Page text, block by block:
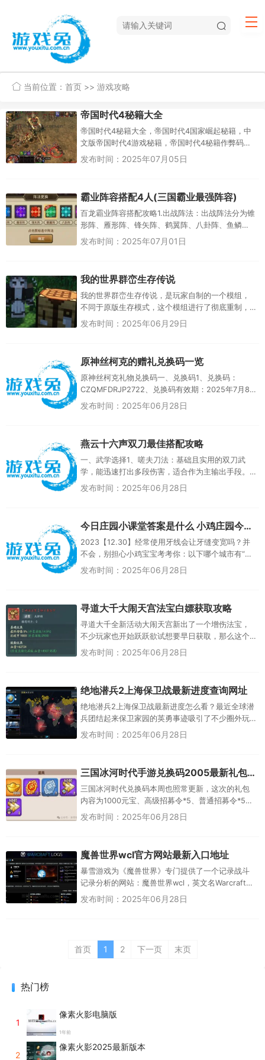
当前位置： 首页 >> 游戏攻略
帝国时代4秘籍大全
帝国时代4秘籍大全，帝国时代4国家崛起秘籍，中
文版帝国时代4游戏秘籍，帝国时代4秘籍作弊码，
拥有帝国时代4秘籍大全国家的崛起秘籍 玩家在帝国
发布时间：2025年07月05日
霸业阵容搭配4人(三国霸业最强阵容)
百龙霸业阵容搭配攻略1.出战阵法：出战阵法分为锥
形阵、雁形阵、锋矢阵、鹤翼阵、八卦阵、鱼鳞
阵；阵法主要是区分武将战斗中出战位置，前排主
发布时间：2025年07月01日
我的世界群峦生存传说
我的世界群峦生存传说，是玩家自制的一个模组，
不同于原版生存模式，这个模组进行了彻底重制，
能生成更加繁多的环境和生物群落，而且还有更丰
发布时间：2025年06月29日
原神丝柯克的赠礼兑换码一览
原神丝柯克礼物兑换码一、兑换码1、兑换码：
CZQMFDRJP2722、兑换码有效期：2025年7月8
日00:00:00二、使用方法1、首先进入游戏，然后点
发布时间：2025年06月28日
燕云十六声双刀最佳搭配攻略
一、武学选择1、嗟夫刀法：基础且实用的双刀武
学，能迅速打出多段伤害，适合作为主输出手段。
2、泥犁三垢：高伤害输出核心武学，能大幅提升双
发布时间：2025年06月28日
今日庄园小课堂答案是什么 小鸡庄园今天答案汇总
2023【12.30】经常使用牙线会让牙缝变宽吗？并
不会，别担心小鸡宝宝考考你：以下哪个城市有“星
城”之称？长沙【12.29】“不要人夸好颜色，只留清
发布时间：2025年06月28日
寻道大千大闹天宫法宝白嫖获取攻略​
寻道大千全新活动大闹天宫新出了一个增伤法宝，
不少玩家也开始跃跃欲试想要早日获取，那么这个
法宝对于平民来说多久能拿到？如果想要氪金的话
发布时间：2025年06月28日
绝地潜兵2上海保卫战最新进度查询网址
绝地潜兵2上海保卫战最新进度怎么看？最近全球潜
兵团结起来保卫家园的英勇事迹吸引了不少圈外玩
家的关注，特别是在其他城市全部沦陷后，中外玩
发布时间：2025年06月28日
三国冰河时代手游兑换码2005最新礼包大全
三国冰河时代兑换码本周也照常更新，这次的礼包
内容为1000元宝、高级招募令*5、普通招募令*5，
还是相当丰富的，此外我们也收集了往期兑换码供
发布时间：2025年06月28日
魔兽世界wcl官方网站最新入口地址
暴雪游戏为《魔兽世界》专门提供了一个记录战斗
记录分析的网站：魔兽世界wcl，英文名Warcraft
Logs。使用wcl可以保存你的战斗记录，你也可以加
发布时间：2025年06月28日
首页 1 2 下一页 末页
热门榜
1
像素火影电脑版
1年前
2
像素火影2025最新版本